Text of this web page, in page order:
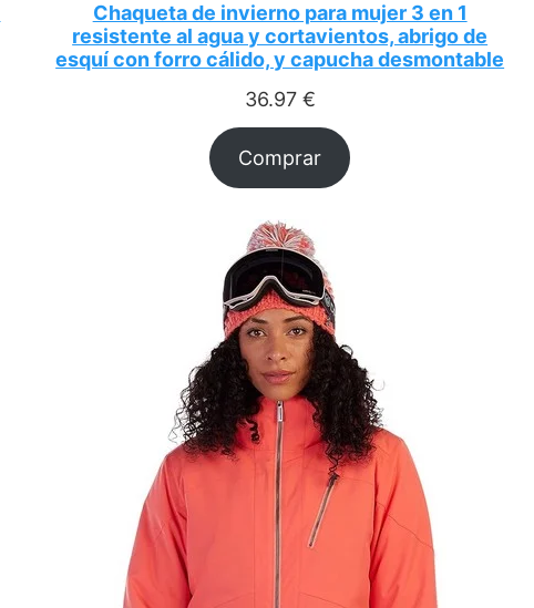
Chaqueta de invierno para mujer 3 en 1
resistente al agua y cortavientos, abrigo de
esquí con forro cálido, y capucha desmontable
36.97 €
Comprar